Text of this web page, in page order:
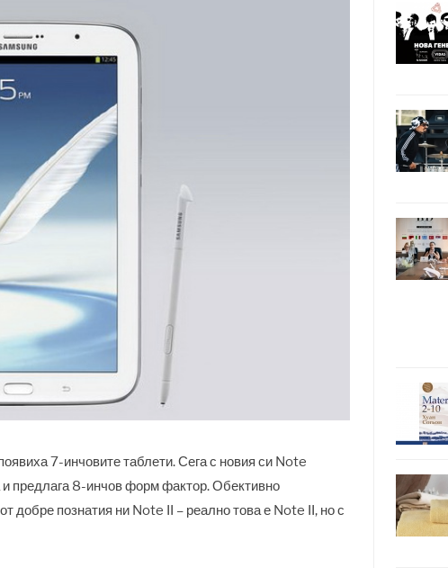
7-инчовите таблети. Сега с новия си Note
предлага 8-инчов форм фактор. Обективно
добре познатия ни Note II – реално това е Note II, но с